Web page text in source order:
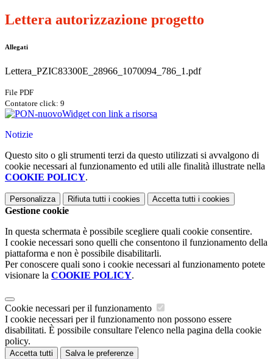
Lettera autorizzazione progetto
Allegati
Lettera_PZIC83300E_28966_1070094_786_1.pdf
File PDF
Contatore click: 9
Widget con link a risorsa
Notizie
Questo sito o gli strumenti terzi da questo utilizzati si avvalgono di
cookie necessari al funzionamento ed utili alle finalità illustrate nella
COOKIE POLICY.
Personalizza Rifiuta tutti i cookies Accetta tutti i cookies
Gestione cookie
In questa schermata è possibile scegliere quali cookie consentire.
I cookie necessari sono quelli che consentono il funzionamento della
piattaforma e non è possibile disabilitarli.
Per conoscere quali sono i cookie necessari al funzionamento potete
visionare la COOKIE POLICY.
Cookie necessari per il funzionamento
I cookie necessari per il funzionamento non possono essere
disabilitati. È possibile consultare l'elenco nella pagina della cookie
policy.
Accetta tutti Salva le preferenze